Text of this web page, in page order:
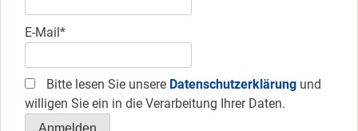
E-Mail*
Bitte lesen Sie unsere Datenschutzerklärung und
willigen Sie ein in die Verarbeitung Ihrer Daten.